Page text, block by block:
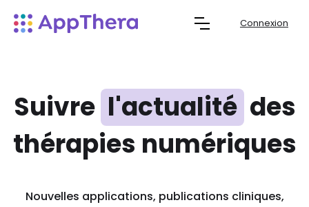
Connexion
Suivre l'actualité des
thérapies numériques
Nouvelles applications, publications cliniques,